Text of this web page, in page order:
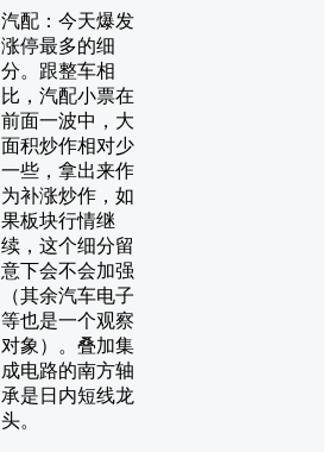
汽配：今天爆发
涨停最多的细
分。跟整车相
比，汽配小票在
前面一波中，大
面积炒作相对少
一些，拿出来作
为补涨炒作，如
果板块行情继
续，这个细分留
意下会不会加强
（其余汽车电子
等也是一个观察
对象）。叠加集
成电路的南方轴
承是日内短线龙
头。